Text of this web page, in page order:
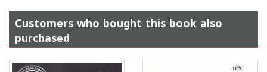
Customers who bought this book also
purchased